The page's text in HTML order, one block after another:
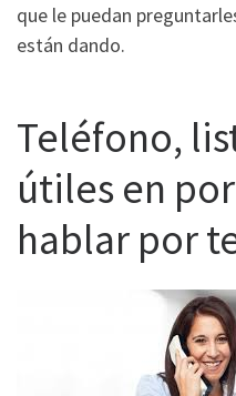
que le puedan
están dando.
Teléfono,
útiles en
hablar por